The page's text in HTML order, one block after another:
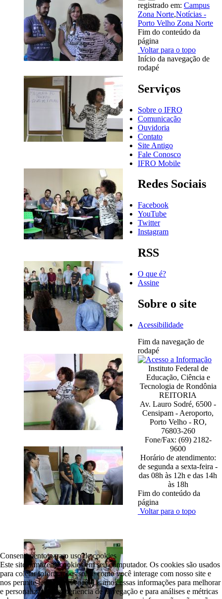
registrado em: Campus
Zona Norte,Notícias -
Porto Velho Zona Norte
Fim do conteúdo da
página
Voltar para o topo
Início da navegação de
rodapé
Serviços
Sobre o IFRO
Comunicação
Ouvidoria
Contato
Site Antigo
Fale Conosco
IFRO Mobile
Redes Sociais
Facebook
YouTube
Twitter
Instagram
RSS
O que é?
Assine
Sobre o site
Acessibilidade
Fim da navegação de
rodapé
Instituto Federal de
Educação, Ciência e
Tecnologia de Rondônia
REITORIA
Av. Lauro Sodré, 6500 -
Censipam - Aeroporto,
Porto Velho - RO,
76803-260
Fone/Fax: (69) 2182-
9600
Horário de atendimento:
de segunda a sexta-feira -
das 08h às 12h e das 14h
às 18h
Fim do conteúdo da
página
Voltar para o topo
Consentimento para o uso de cookies
Este site armazena cookies em seu computador. Os cookies são usados
para coletar informações sobre como você interage com nosso site e
nos permite lembrar de você. Usamos essas informações para melhorar
e personalizar sua experiência de navegação e para análises e métricas